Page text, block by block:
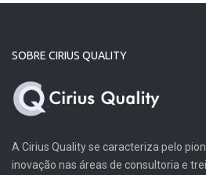
SOBRE CIRIUS QUALITY
A Cirius Quality se caracteriza pelo
inovação nas áreas de consultoria e